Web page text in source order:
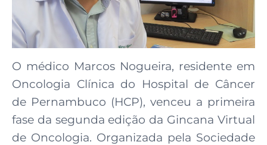
O médico Marcos Nogueira, residente em
Oncologia Clínica do Hospital de Câncer
de Pernambuco (HCP), venceu a primeira
fase da segunda edição da Gincana Virtual
de Oncologia. Organizada pela Sociedade